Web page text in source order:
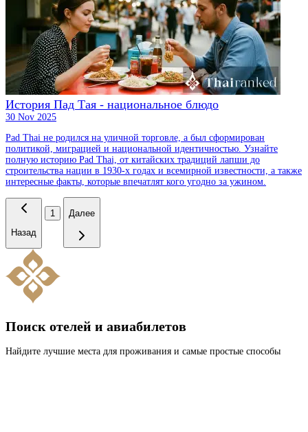
История Пад Тая - национальное блюдо
30 Nov 2025
Pad Thai не родился на уличной торговле, а был сформирован
политикой, миграцией и национальной идентичностью. Узнайте
полную историю Pad Thai, от китайских традиций лапши до
строительства нации в 1930-х годах и всемирной известности, а также
интересные факты, которые впечатлят кого угодно за ужином.
Назад
1 Далее
Поиск отелей и авиабилетов
Найдите лучшие места для проживания и самые простые способы